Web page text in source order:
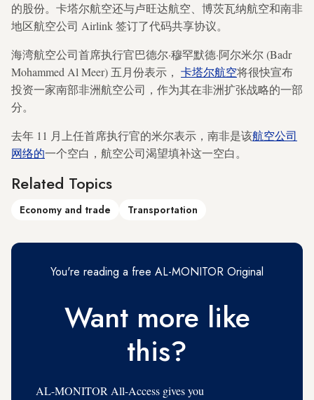
的股份。卡塔尔航空还与卢旺达航空、博茨瓦纳航空和南非
地区航空公司 Airlink 签订了代码共享协议。
海湾航空公司首席执行官巴德尔·穆罕默德·阿尔米尔 (Badr
Mohammed Al Meer) 五月份表示， 卡塔尔航空将很快宣布
投资一家南部非洲航空公司，作为其在非洲扩张战略的一部
分。
去年 11 月上任首席执行官的米尔表示，南非是该航空公司
网络的一个空白，航空公司渴望填补这一空白。
Related Topics
Economy and trade Transportation
You're reading a free AL-MONITOR Original
Want more like
this?
AL-MONITOR All-Access gives you